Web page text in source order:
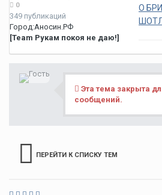
0
349 публикаций
Город:Аносин.РФ
[Team Рукам покоя не даю!]
О
Эта тема закрыта
сообщений.
ПЕРЕЙТИ К СПИСКУ ТЕМ